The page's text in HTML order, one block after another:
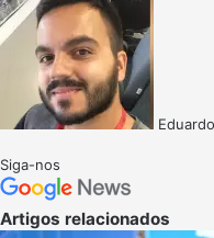
Siga-nos
Artigos relacionados